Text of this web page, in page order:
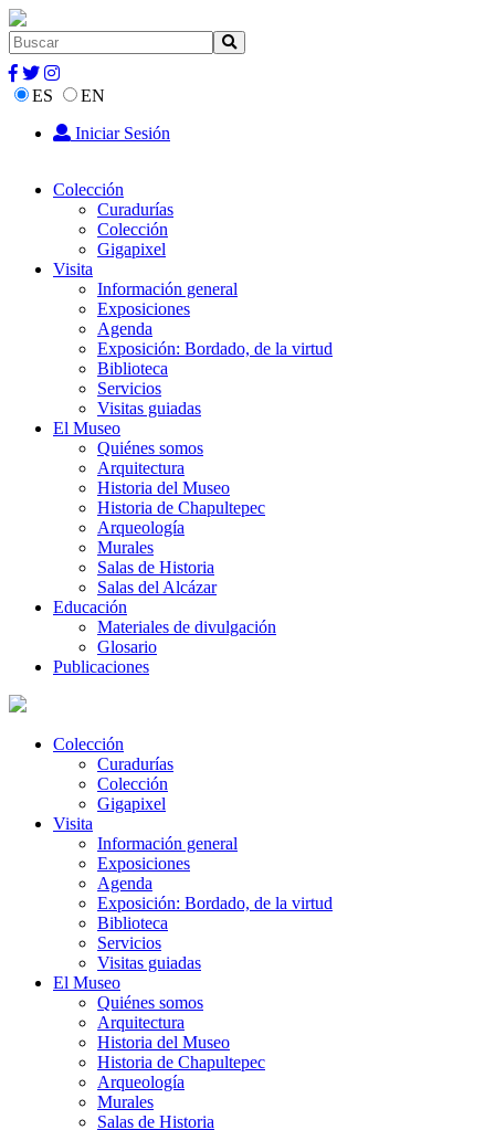
ES
EN
Iniciar Sesión
Colección
Curadurías
Colección
Gigapixel
Visita
Información general
Exposiciones
Agenda
Exposición: Bordado, de la virtud
Biblioteca
Servicios
Visitas guiadas
El Museo
Quiénes somos
Arquitectura
Historia del Museo
Historia de Chapultepec
Arqueología
Murales
Salas de Historia
Salas del Alcázar
Educación
Materiales de divulgación
Glosario
Publicaciones
Colección
Curadurías
Colección
Gigapixel
Visita
Información general
Exposiciones
Agenda
Exposición: Bordado, de la virtud
Biblioteca
Servicios
Visitas guiadas
El Museo
Quiénes somos
Arquitectura
Historia del Museo
Historia de Chapultepec
Arqueología
Murales
Salas de Historia